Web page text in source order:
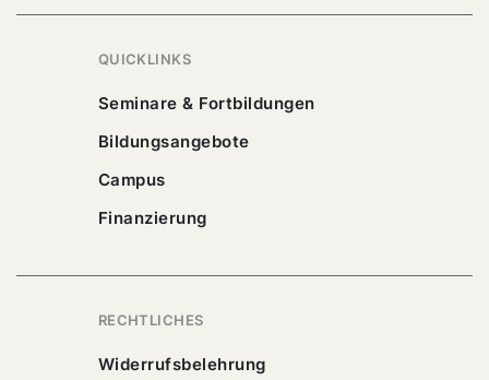
QUICKLINKS
Seminare & Fortbildungen
Bildungsangebote
Campus
Finanzierung
RECHTLICHES
Widerrufsbelehrung